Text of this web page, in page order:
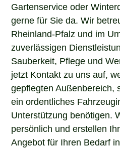
Gartenservice oder
gerne für Sie da. Wir
Rheinland-Pfalz und im
zuverlässigen
Sauberkeit, Pflege und
jetzt Kontakt zu uns auf,
gepflegten Außenbereich,
ein ordentliches
Unterstützung benötigen.
persönlich und erstellen
Angebot für Ihren Bedarf